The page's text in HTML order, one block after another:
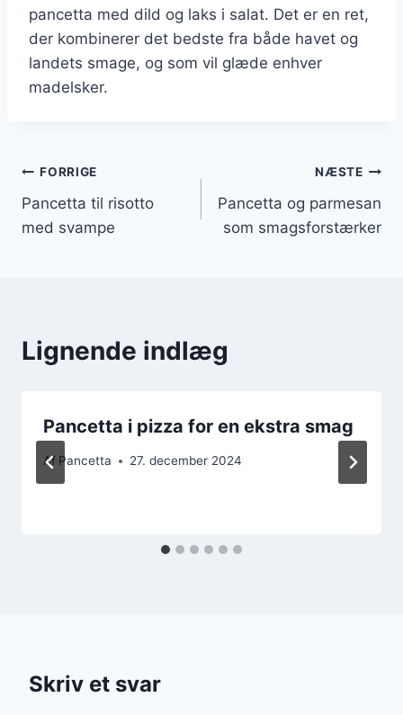
pancetta med dild og laks i salat. Det er en ret,
der kombinerer det bedste fra både havet og
landets smage, og som vil glæde enhver
madelsker.
Indlægsnavigation
FORRIGE
Pancetta til risotto
med svampe
NÆSTE
Pancetta og parmesan
som smagsforstærker
Lignende indlæg
Pancetta i pizza for en ekstra smag
Af Pancetta 27. december 2024
Skriv et svar